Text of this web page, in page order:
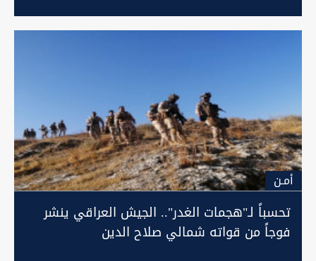
أمـن
تحسباً لـ"هجمات الغدر".. الجيش العراقي ينشر
فوجاً من قواته شمالي صلاح الدين